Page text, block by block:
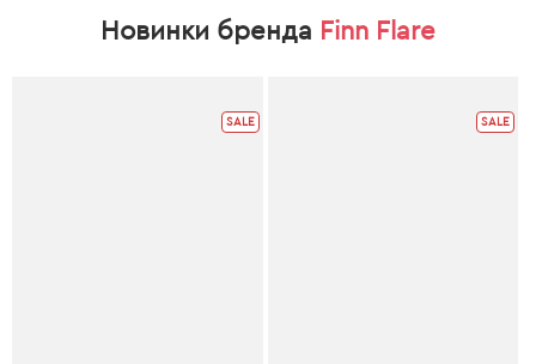
Новинки бренда Finn Flare
SALE SALE